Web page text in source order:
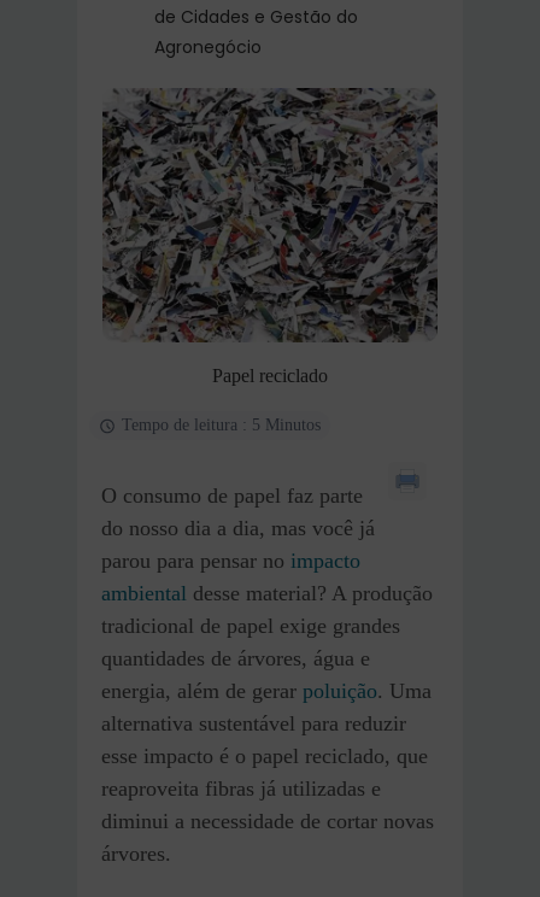
de Cidades e Gestão do
Agronegócio
Papel reciclado
Tempo de leitura : 5 Minutos
O consumo de papel faz parte
do nosso dia a dia, mas você já
parou para pensar no impacto
ambiental desse material? A produção
tradicional de papel exige grandes
quantidades de árvores, água e
energia, além de gerar poluição. Uma
alternativa sustentável para reduzir
esse impacto é o papel reciclado, que
reaproveita fibras já utilizadas e
diminui a necessidade de cortar novas
árvores.